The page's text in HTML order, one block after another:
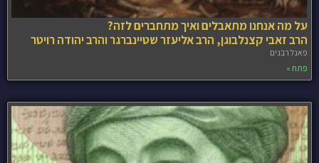
על מה אנחנו מתאבלים ואיך מתחברים לזה?
הרב זאבי קצנלבוגן, הרב אליעזר שטיינברגר והרב יהודה רויטר
פאנל רבנים
פתח »